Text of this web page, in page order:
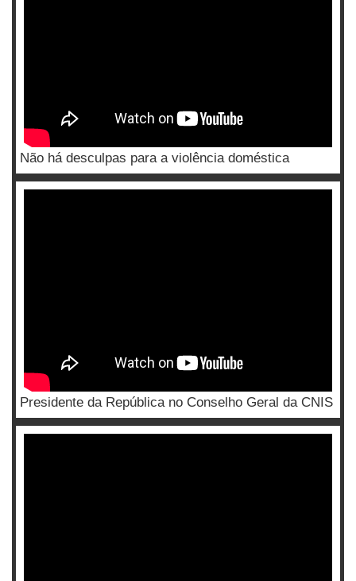
Não há desculpas para a violência doméstica
Presidente da República no Conselho Geral da CNIS